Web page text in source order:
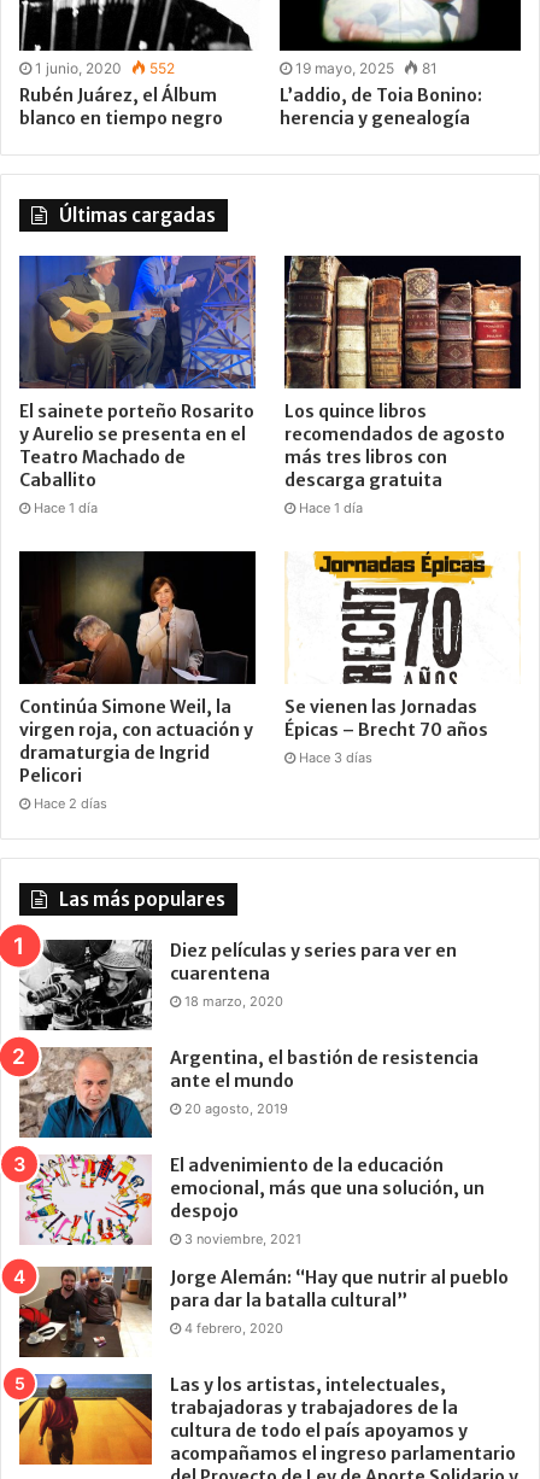
1 junio, 2020 552
Rubén Juárez, el Álbum
blanco en tiempo negro
19 mayo, 2025 81
L’addio, de Toia Bonino:
herencia y genealogía
Últimas cargadas
El sainete porteño Rosarito
y Aurelio se presenta en el
Teatro Machado de
Caballito
Hace 1 día
Los quince libros
recomendados de agosto
más tres libros con
descarga gratuita
Hace 1 día
Continúa Simone Weil, la
virgen roja, con actuación y
dramaturgia de Ingrid
Pelicori
Hace 2 días
Se vienen las Jornadas
Épicas – Brecht 70 años
Hace 3 días
Las más populares
Diez películas y series para ver en
cuarentena
18 marzo, 2020
Argentina, el bastión de resistencia
ante el mundo
20 agosto, 2019
El advenimiento de la educación
emocional, más que una solución, un
despojo
3 noviembre, 2021
Jorge Alemán: “Hay que nutrir al pueblo
para dar la batalla cultural”
4 febrero, 2020
Las y los artistas, intelectuales,
trabajadoras y trabajadores de la
cultura de todo el país apoyamos y
acompañamos el ingreso parlamentario